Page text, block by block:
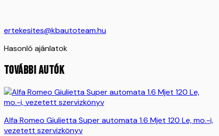
ertekesites@kbautoteam.hu
Hasonló ajánlatok
TOVÁBBI AUTÓK
Alfa Romeo Giulietta Super automata 1.6 Mjet 120 Le, mo.-i,
vezetett szervizkönyv